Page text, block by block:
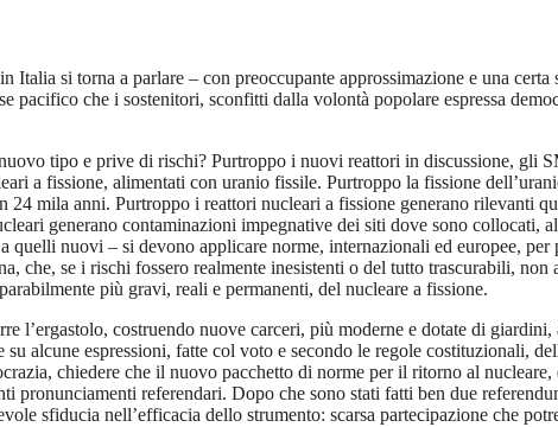
si torna a parlare – con preoccupante approssimazione e una
pacifico che i sostenitori, sconfitti dalla volontà popolare espressa
tipo e prive di rischi? Purtroppo i nuovi reattori in discussione, gli
a fissione, alimentati con uranio fissile. Purtroppo la fissione
24 mila anni. Purtroppo i reattori nucleari a fissione generano rilevanti
generano contaminazioni impegnative dei siti dove sono collocati,
quelli nuovi – si devono applicare norme, internazionali ed europee,
che, se i rischi fossero realmente inesistenti o del tutto trascurabili,
più gravi, reali e permanenti, del nucleare a fissione.
l’ergastolo, costruendo nuove carceri, più moderne e dotate di
alcune espressioni, fatte col voto e secondo le regole costituzionali,
chiedere che il nuovo pacchetto di norme per il ritorno al
referendari. Dopo che sono stati fatti ben due
sfiducia nell’efficacia dello strumento: scarsa partecipazione che